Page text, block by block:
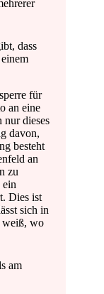
dass
für
an eine
nur dieses
davon,
besteht
an
zu
ein
Dies ist
sich in
weiß, wo
am